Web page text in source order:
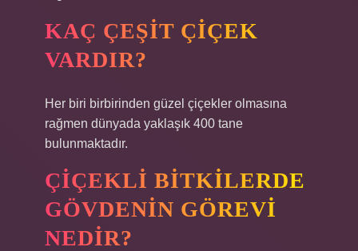
KAÇ ÇEŞIT ÇIÇEK
VARDIR?
Her biri birbirinden güzel çiçekler olmasına
rağmen dünyada yaklaşık 400 tane
bulunmaktadır.
ÇIÇEKLI BITKILERDE
GÖVDENIN GÖREVI
NEDIR?